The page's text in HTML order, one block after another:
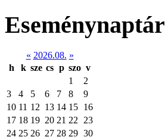
Eseménynaptár
« 2026.08. »
h
k sze cs p szo v
1
2
3
4 5 6 7 8
9
10 11 12 13 14 15 16
17 18 19 20 21 22
23
24 25 26 27 28 29 30